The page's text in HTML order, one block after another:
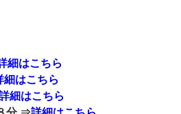
細はこちら
細はこちら
細はこちら